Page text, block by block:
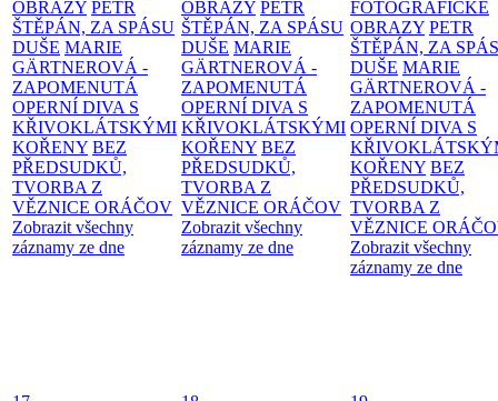
OBRAZY PETR
ŠTĚPÁN, ZA SPÁSU
DUŠE MARIE
GÄRTNEROVÁ -
ZAPOMENUTÁ
OPERNÍ DIVA S
KŘIVOKLÁTSKÝMI
KOŘENY BEZ
PŘEDSUDKŮ,
TVORBA Z
VĚZNICE ORÁČOV
Zobrazit všechny
záznamy ze dne
OBRAZY PETR
ŠTĚPÁN, ZA SPÁSU
DUŠE MARIE
GÄRTNEROVÁ -
ZAPOMENUTÁ
OPERNÍ DIVA S
KŘIVOKLÁTSKÝMI
KOŘENY BEZ
PŘEDSUDKŮ,
TVORBA Z
VĚZNICE ORÁČOV
Zobrazit všechny
záznamy ze dne
FOTOGRAFICKÉ
OBRAZY PETR
ŠTĚPÁN, ZA
DUŠE MARIE
GÄRTNEROVÁ -
ZAPOMENUTÁ
OPERNÍ DIVA S
KOŘENY BEZ
PŘEDSUDKŮ,
TVORBA Z
VĚZNICE
Zobrazit všechny
záznamy ze dne